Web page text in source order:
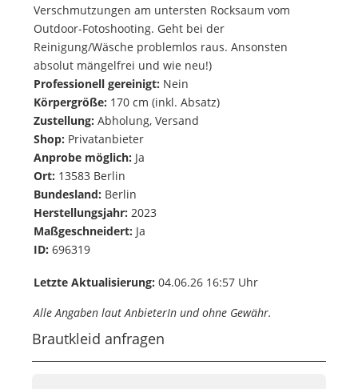
Verschmutzungen am untersten Rocksaum vom
Outdoor-Fotoshooting. Geht bei der
Reinigung/Wäsche problemlos raus. Ansonsten
absolut mängelfrei und wie neu!)
Professionell gereinigt: Nein
Körpergröße: 170 cm (inkl. Absatz)
Zustellung:Abholung, Versand
Shop: Privatanbieter
Anprobe möglich: Ja
Ort: 13583 Berlin
Bundesland: Berlin
Herstellungsjahr: 2023
Maßgeschneidert: Ja
ID: 696319
Letzte Aktualisierung: 04.06.26 16:57 Uhr
Alle Angaben laut AnbieterIn und ohne Gewähr.
Brautkleid anfragen